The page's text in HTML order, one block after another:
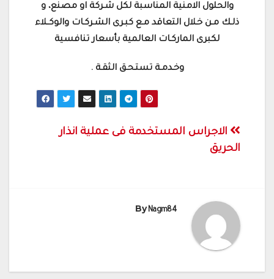
والحلول الامنية المناسبة لكل شـركة او مصنع، و
ذلـك مـن خـلال التعاقد مـع كبـرى الشـركـات والوكــلاء
لكبرى الماركـات العالمية بأسعار تنافسية
وخـدمـة تستـحـق الثقـة .
تصفّح
المقالات
الاجراس المستخدمة فى عملية انذار
الحريق
ByNagm84